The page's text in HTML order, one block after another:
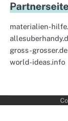
materialien-
gross-grosser.de
world-ideas.info